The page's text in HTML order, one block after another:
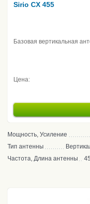
Sirio CX 455
Базовая вертикальная
Цена:
Мощность, Усиление
Тип антенны
Частота, Длина антенны